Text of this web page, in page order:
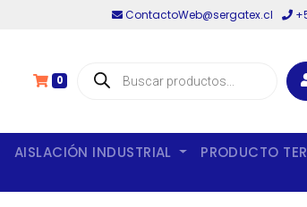
ContactoWeb@sergatex.cl
0
Búsqueda
de
AISLACIÓN INDUSTRIAL PRODUCTO